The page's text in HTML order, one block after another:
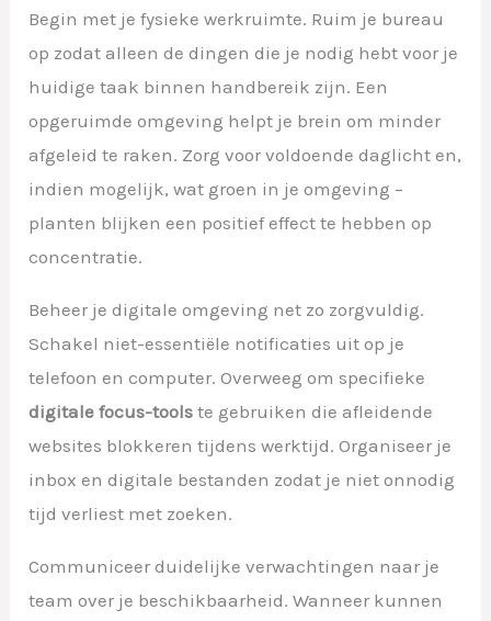
Begin met je fysieke werkruimte. Ruim je bureau
op zodat alleen de dingen die je nodig hebt voor je
huidige taak binnen handbereik zijn. Een
opgeruimde omgeving helpt je brein om minder
afgeleid te raken. Zorg voor voldoende daglicht en,
indien mogelijk, wat groen in je omgeving –
planten blijken een positief effect te hebben op
concentratie.
Beheer je digitale omgeving net zo zorgvuldig.
Schakel niet-essentiële notificaties uit op je
telefoon en computer. Overweeg om specifieke
digitale focus-tools te gebruiken die afleidende
websites blokkeren tijdens werktijd. Organiseer je
inbox en digitale bestanden zodat je niet onnodig
tijd verliest met zoeken.
Communiceer duidelijke verwachtingen naar je
team over je beschikbaarheid. Wanneer kunnen